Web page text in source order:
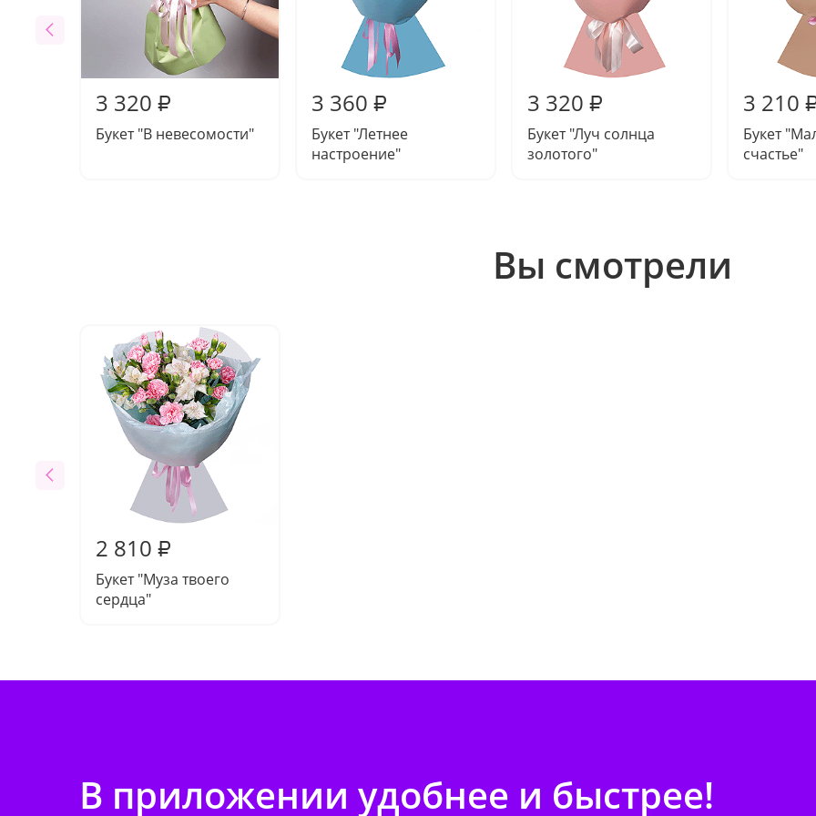
3 320 ₽
Букет "В невесомости"
3 360 ₽
Букет "Летнее
настроение"
3 320 ₽
Букет "Луч солнца
золотого"
3 210
Букет
счастье"
Вы смотрели
2 810 ₽
Букет "Муза твоего
сердца"
В приложении удобнее и быстрее!